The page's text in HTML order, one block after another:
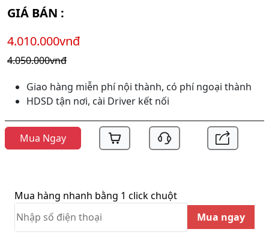
GIÁ BÁN :
4.010.000vnđ
4.050.000vnđ
Giao hàng miễn phí nội thành, có phí ngoại thành
HDSD tận nơi, cài Driver kết nối
Mua Ngay
Mua hàng nhanh bằng 1 click chuột
Mua ngay